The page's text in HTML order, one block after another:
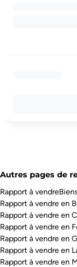
Autres pages de
Rapport à vendre
Rapport à vendre en
Rapport à vendre en
Rapport à vendre en
Rapport à vendre en
Rapport à vendre en
Rapport à vendre en